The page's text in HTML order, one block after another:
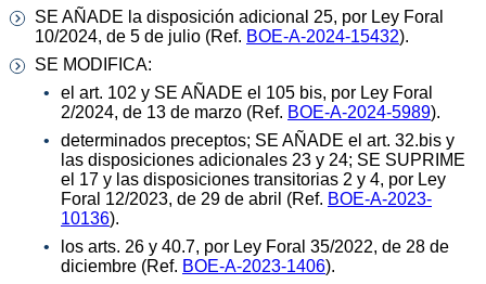
SE AÑADE la disposición adicional 25, por Ley Foral
10/2024, de 5 de julio (Ref. BOE-A-2024-15432).
SE MODIFICA:
el art. 102 y SE AÑADE el 105 bis, por Ley Foral
2/2024, de 13 de marzo (Ref. BOE-A-2024-5989).
determinados preceptos; SE AÑADE el art. 32.bis y
las disposiciones adicionales 23 y 24; SE SUPRIME
el 17 y las disposiciones transitorias 2 y 4, por Ley
Foral 12/2023, de 29 de abril (Ref. BOE-A-2023-
10136).
los arts. 26 y 40.7, por Ley Foral 35/2022, de 28 de
diciembre (Ref. BOE-A-2023-1406).